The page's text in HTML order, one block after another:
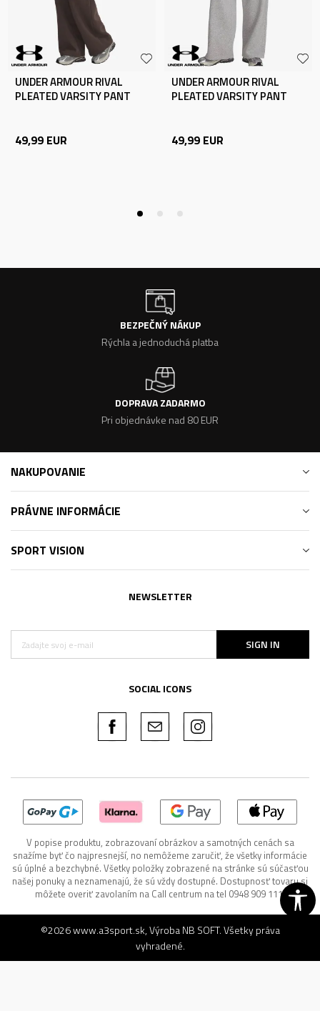
UNDER ARMOUR RIVAL
PLEATED VARSITY PANT
49,99 EUR
UNDER ARMOUR RIVAL
PLEATED VARSITY PANT
49,99 EUR
BEZPEČNÝ NÁKUP
Rýchla a jednoduchá platba
DOPRAVA ZADARMO
Pri objednávke nad 80 EUR
NAKUPOVANIE
PRÁVNE INFORMÁCIE
SPORT VISION
NEWSLETTER
SIGN IN
SOCIAL ICONS
V popise produktu, zobrazovaní obrázkov a samotných cenách sa
snažíme byť čo najpresnejší, no nemôžeme zaručiť, že všetky informácie
sú úplné a bezchybné. Všetky položky zobrazené na stránke sú súčasťou
našej ponuky a neznamenajú, že sú vždy dostupné. Dostupnosť tovaru si
môžete overiť zavolaním na Call centrum na tel 0948 909 111.
©2026www.a3sport.sk, VýrobaNB SOFT. Všetky práva
vyhradené.